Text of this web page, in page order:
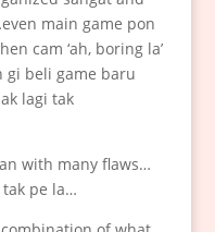
main game pon
cam ‘ah, boring la’
gi beli game baru
lagi tak
with many flaws…
pe la…